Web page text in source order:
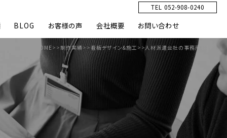
BLOG お客様の声 会社概要 お問い合わせ
TEL 052-908-0240
HOME>>制作実績>>看板デザイン&施工 >>人材派遣会社の事務所看板